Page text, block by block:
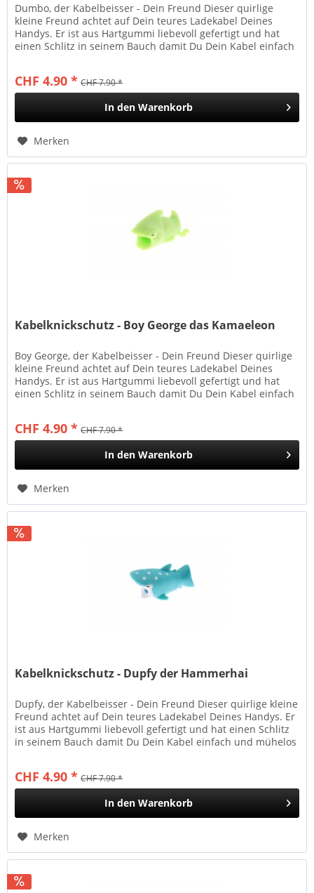
Dumbo, der Kabelbeisser - Dein Freund Dieser quirlige
kleine Freund achtet auf Dein teures Ladekabel Deines
Handys. Er ist aus Hartgummi liebevoll gefertigt und hat
einen Schlitz in seinem Bauch damit Du Dein Kabel einfach
CHF 4.90 * CHF 7.90 *
In den Warenkorb
Merken
Kabelknickschutz - Boy George das Kamaeleon
Boy George, der Kabelbeisser - Dein Freund Dieser quirlige
kleine Freund achtet auf Dein teures Ladekabel Deines
Handys. Er ist aus Hartgummi liebevoll gefertigt und hat
einen Schlitz in seinem Bauch damit Du Dein Kabel einfach
CHF 4.90 * CHF 7.90 *
In den Warenkorb
Merken
Kabelknickschutz - Dupfy der Hammerhai
Dupfy, der Kabelbeisser - Dein Freund Dieser quirlige kleine
Freund achtet auf Dein teures Ladekabel Deines Handys. Er
ist aus Hartgummi liebevoll gefertigt und hat einen Schlitz
in seinem Bauch damit Du Dein Kabel einfach und mühelos
CHF 4.90 * CHF 7.90 *
In den Warenkorb
Merken